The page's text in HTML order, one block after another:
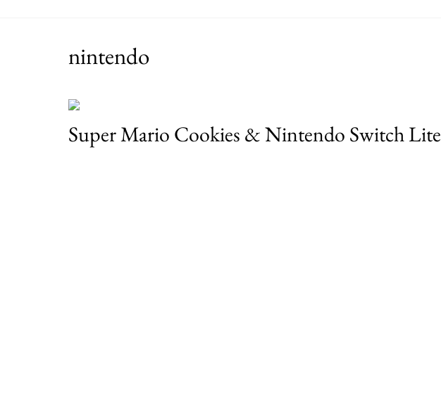
nintendo
Super Mario Cookies & Nintendo Switch Lite